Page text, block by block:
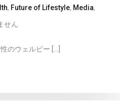
, Future of Lifestyle, Media,
せん
のウェルビー […]